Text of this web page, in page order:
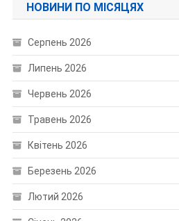
НОВИНИ ПО МІСЯЦЯХ
Серпень 2026
Липень 2026
Червень 2026
Травень 2026
Квітень 2026
Березень 2026
Лютий 2026